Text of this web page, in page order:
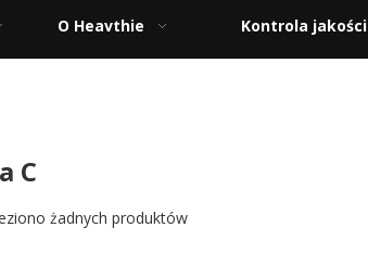
O Heavthie Kontrola jakości
C
żadnych produktów